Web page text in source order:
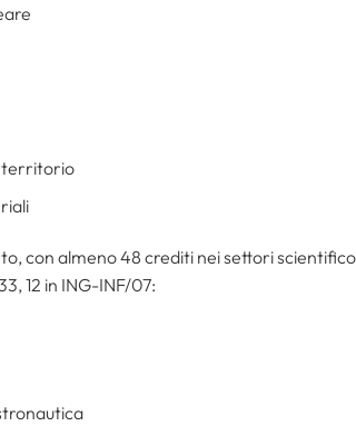
territorio
con almeno 48 crediti nei settori
12 in ING-INF/07: